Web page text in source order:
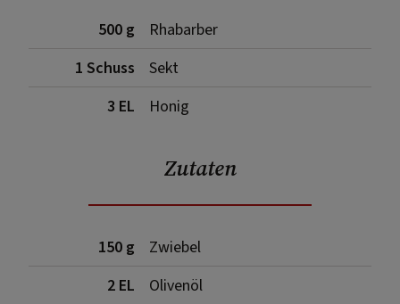
500 g
Rhabarber
1 Schuss
Sekt
3 EL
Honig
Zutaten
150 g
Zwiebel
2 EL
Olivenöl